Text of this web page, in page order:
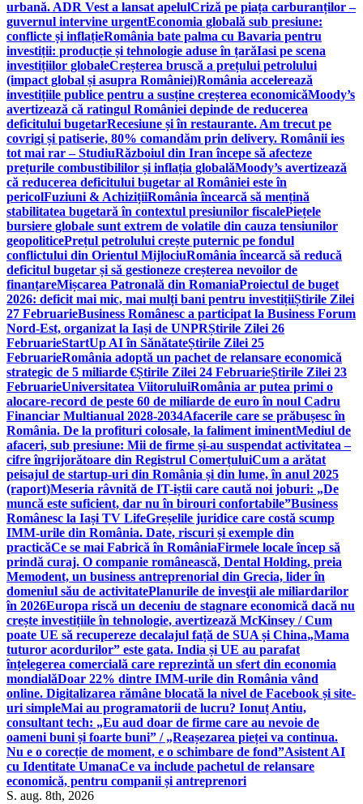
urbană. ADR Vest a lansat apelulCriză pe piața carburanților –
guvernul intervine urgentEconomia globală sub presiune:
conflicte și inflațieRomânia bate palma cu Bavaria pentru
investiții: producție și tehnologie aduse în țarăIasi pe scena
investițiilor globaleCreșterea bruscă a prețului petrolului
(impact global și asupra României)România accelerează
investițiile publice pentru a susține creșterea economicăMoody’s
avertizează că ratingul României depinde de reducerea
deficitului bugetarRecesiune și în restaurante. Am trecut pe
covrigi și patiserie, 80% comandăm prin delivery. Românii ies
tot mai rar – StudiuRăzboiul din Iran începe să afecteze
prețurile combustibililor și inflația globalăMoody’s avertizează
că reducerea deficitului bugetar al României este în
pericolFuziuni & AchizițiiRomânia încearcă să mențină
stabilitatea bugetară în contextul presiunilor fiscalePiețele
bursiere globale sunt extrem de volatile din cauza tensiunilor
geopoliticePrețul petrolului crește puternic pe fondul
conflictului din Orientul MijlociuRomânia încearcă să reducă
deficitul bugetar și să gestioneze creșterea nevoilor de
finanțareMișcarea Patronală din RomaniaProiectul de buget
2026: deficit mai mic, mai mulți bani pentru investițiiȘtirile Zilei
27 FebruarieBusiness Românesc a participat la Business Forum
Nord-Est, organizat la Iași de UNPRȘtirile Zilei 26
FebruarieStartUp AI în SănătateȘtirile Zilei 25
FebruarieRomânia adoptă un pachet de relansare economică
strategic de 5 miliarde €Știrile Zilei 24 FebruarieȘtirile Zilei 23
FebruarieUniversitatea ViitoruluiRomânia ar putea primi o
alocare-record de peste 60 de miliarde de euro în noul Cadru
Financiar Multianual 2028-2034Afacerile care se prăbușesc în
România. De la profituri colosale, la faliment iminentMediul de
afaceri, sub presiune: Mii de firme și-au suspendat activitatea –
cifre îngrijorătoare din Registrul ComerțuluiCum a arătat
peisajul de startup-uri din România și din lume, în anul 2025
(raport)Meseria râvnită de IT-iștii care caută noi joburi: „De
muncă este suficient, dar nu în birouri confortabile”Business
Românesc la Iași TV LifeGreșelile juridice care costă scump
IMM-urile din România. Date, riscuri și exemple din
practicăCe se mai Fabrică în RomâniaFirmele locale încep să
prindă curaj. O companie românească, Dental Holding, preia
Memodent, un business antreprenorial din Grecia, lider în
domeniul său de activitatePlanurile de invesţii ale miliardarilor
în 2026Europa riscă un deceniu de stagnare economică dacă nu
crește investițiile în tehnologie, avertizează McKinsey / Cum
poate UE să recupereze decalajul față de SUA și China„Mama
tuturor acordurilor” este gata. India și UE au parafat
înțelegerea comercială care reprezintă un sfert din economia
mondialăDoar 22% dintre IMM-urile din România vând
online. Digitalizarea rămâne blocată la nivel de Facebook și site-
uri simpleMai au programatorii de lucru? Ionuț Antiu,
consultant tech: „Eu aud doar de firme care au nevoie de
oameni buni și foarte buni” / „Reașezarea pieței va continua.
Nu e o corecție de moment, e o schimbare de fond”Asistent AI
cu Identitate UmanaCe va include pachetul de relansare
economică, pentru companii și antreprenori
S. aug. 8th, 2026